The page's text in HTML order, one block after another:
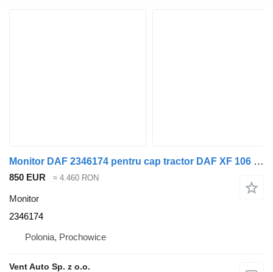
Monitor DAF 2346174 pentru cap tractor DAF XF 106 G2 / XG
850 EUR ≈ 4.460 RON
Monitor
2346174
Polonia, Prochowice
Vent Auto Sp. z o.o.